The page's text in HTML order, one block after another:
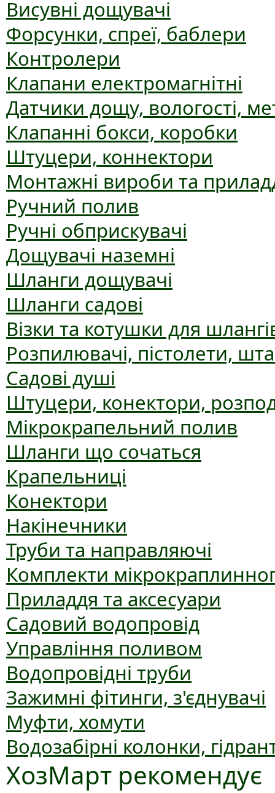
Висувні дощувачі
Форсунки, спреї, баблери
Контролери
Клапани електромагнітні
Датчики дощу, вологості,
Клапанні бокси, коробки
Штуцери, коннектори
Монтажні вироби та
Ручний полив
Ручні обприскувачі
Дощувачі наземні
Шланги дощувачі
Шланги садові
Візки та котушки для
Розпилювачі, пістолети,
Садові душі
Штуцери, конектори,
Мікрокрапельний полив
Шланги що сочаться
Крапельниці
Конектори
Накінечники
Труби та направляючі
Комплекти
Приладдя та аксесуари
Садовий водопровід
Управління поливом
Водопровідні труби
Зажимні фітинги, з'єднувачі
Муфти, хомути
Водозабірні колонки,
ХозМарт рекомендує